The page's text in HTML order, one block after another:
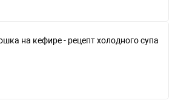
на кефире - рецепт холодного супа